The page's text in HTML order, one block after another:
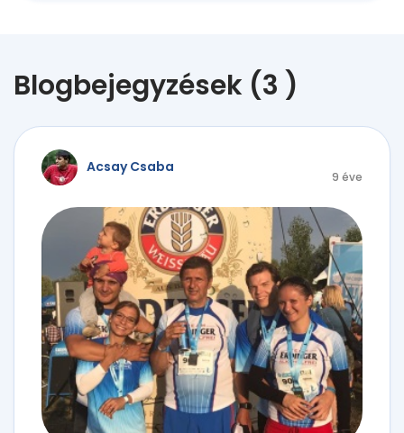
Blogbejegyzések (3 )
Acsay Csaba
9 éve